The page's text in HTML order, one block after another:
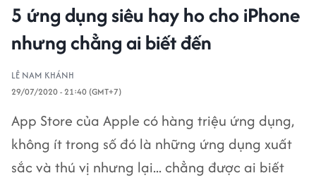
5 ứng dụng siêu hay ho cho iPhone
nhưng chẳng ai biết đến
LÊ NAM KHÁNH
29/07/2020 - 21:40 (GMT+7)
App Store của Apple có hàng triệu ứng dụng,
không ít trong số đó là những ứng dụng xuất
sắc và thú vị nhưng lại... chẳng được ai biết